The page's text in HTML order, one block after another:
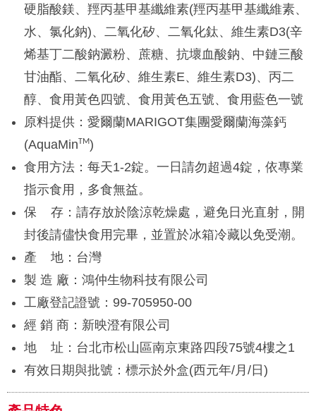
硬脂酸鎂、羥丙基甲基纖維素(羥丙基甲基纖維素、
水、氯化鈉)、二氧化矽、二氧化鈦、維生素D3(辛
烯基丁二酸鈉澱粉、蔗糖、抗壞血酸鈉、中鏈三酸
甘油酯、二氧化矽、維生素E、維生素D3)、丙二
醇、食用黃色四號、食用黃色五號、食用藍色一號
原料提供：愛爾蘭MARIGOT集團愛爾蘭海藻鈣
(AquaMin TM)
食用方法：每天1-2錠。一日請勿超過4錠，依專業
指示食用，多食無益。
保 存：請存放於陰涼乾燥處，避免日光直射，開
封後請儘快食用完畢，並置於冰箱冷藏以免受潮。
產 地：台灣
製 造 廠：鴻仲生物科技有限公司
工廠登記證號：99-705950-00
經 銷 商：新映澄有限公司
地 址：台北市松山區南京東路四段75號4樓之1
有效日期與批號：標示於外盒(西元年/月/日)